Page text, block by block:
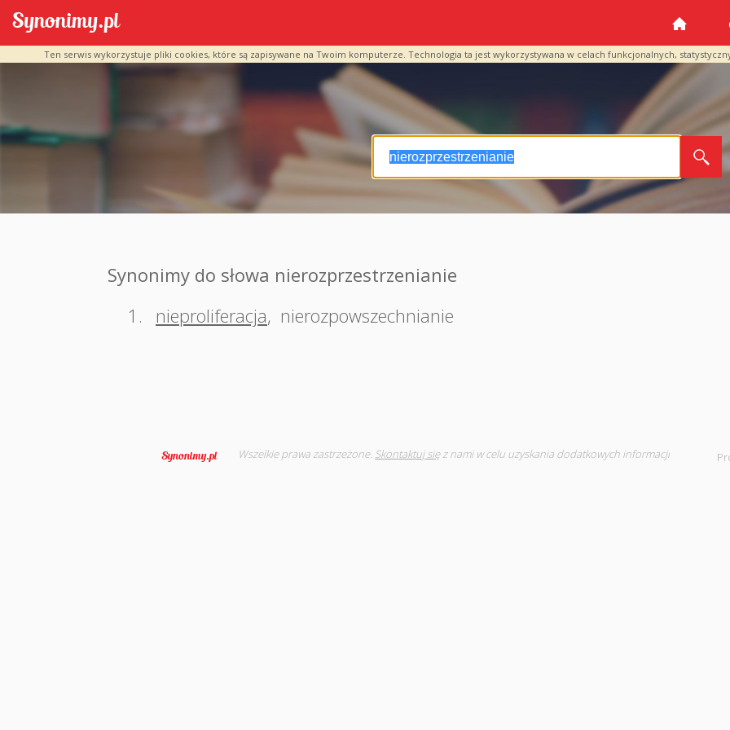
Ten serwis wykorzystuje pliki cookies, które są zapisywane na Twoim komputerze. Technologia ta jest wykorzystywana w celach funkcjonalnych,
Synonimy do słowa nierozprzestrzenianie
1.
nieproliferacja, nierozpowszechnianie
Wszelkie prawa zastrzeżone. Skontaktuj sięz nami w celu uzyskania dodatkowych informacji